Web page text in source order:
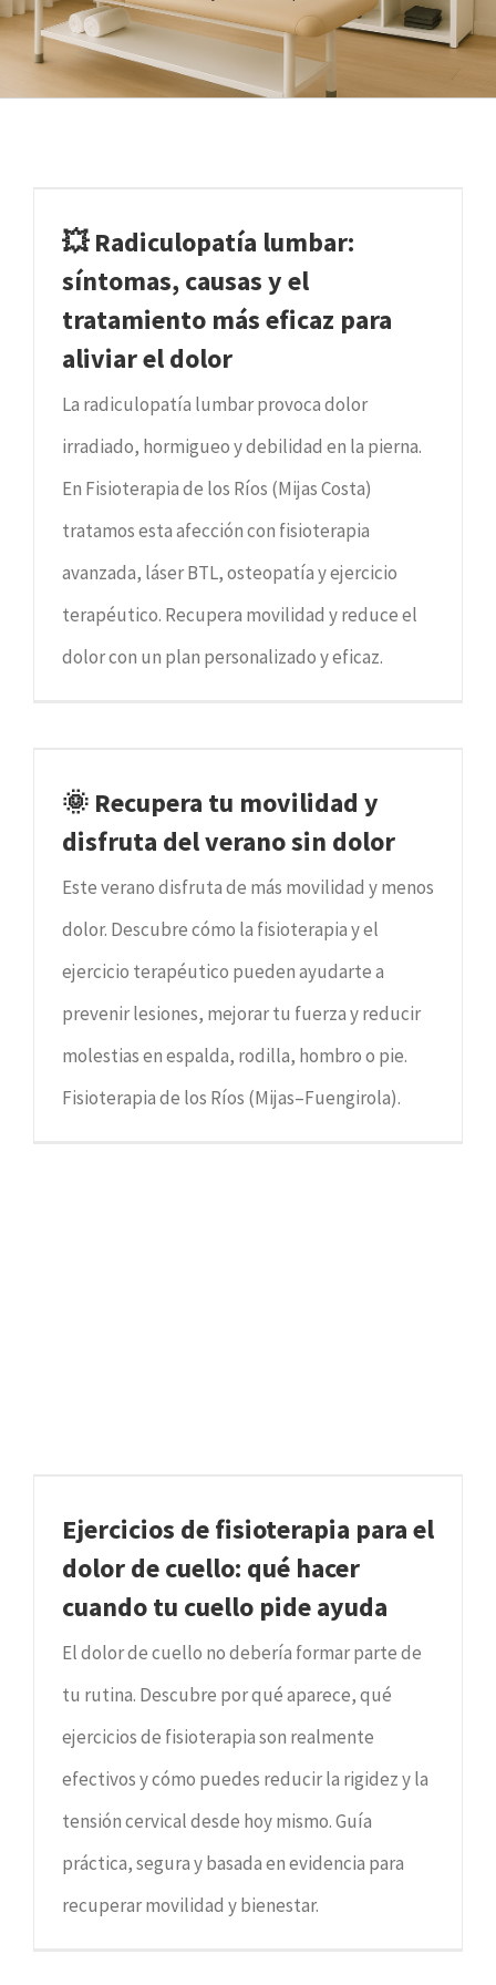
💥 Radiculopatía lumbar:
síntomas, causas y el
tratamiento más eficaz para
aliviar el dolor
La radiculopatía lumbar provoca dolor
irradiado, hormigueo y debilidad en la pierna.
En Fisioterapia de los Ríos (Mijas Costa)
tratamos esta afección con fisioterapia
avanzada, láser BTL, osteopatía y ejercicio
terapéutico. Recupera movilidad y reduce el
dolor con un plan personalizado y eficaz.
🌞 Recupera tu movilidad y
disfruta del verano sin dolor
Este verano disfruta de más movilidad y menos
dolor. Descubre cómo la fisioterapia y el
ejercicio terapéutico pueden ayudarte a
prevenir lesiones, mejorar tu fuerza y reducir
molestias en espalda, rodilla, hombro o pie.
Fisioterapia de los Ríos (Mijas–Fuengirola).
Ejercicios de fisioterapia para el
dolor de cuello: qué hacer
cuando tu cuello pide ayuda
El dolor de cuello no debería formar parte de
tu rutina. Descubre por qué aparece, qué
ejercicios de fisioterapia son realmente
efectivos y cómo puedes reducir la rigidez y la
tensión cervical desde hoy mismo. Guía
práctica, segura y basada en evidencia para
recuperar movilidad y bienestar.